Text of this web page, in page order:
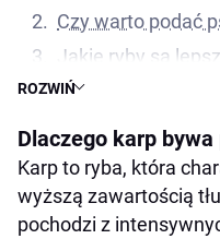
ROZWIŃ
Czy warto podać
Jakie ryby są
Dorsz –
Mintaj – idealny
trawiennymi
Sandacz – lekka i
Okoń – świetny
Dlaczego karp
Karp to ryba, która
wyższą zawartością
pochodzi z